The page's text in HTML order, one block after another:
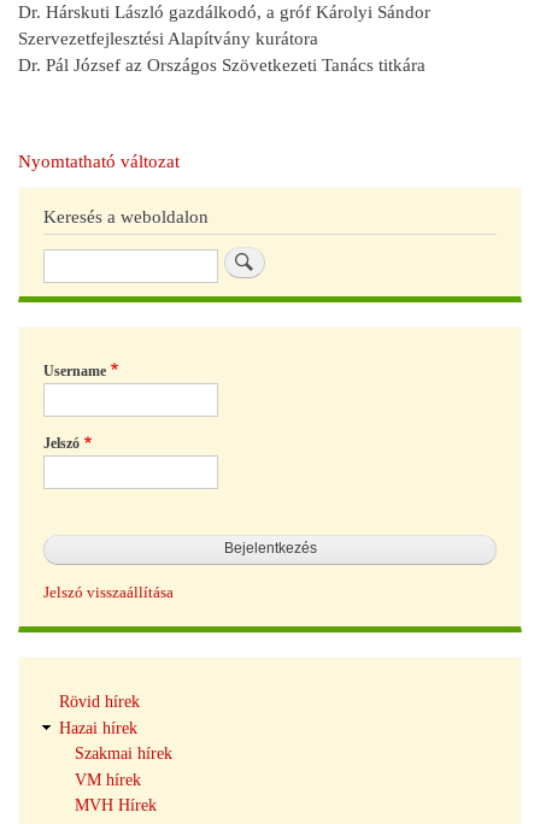
Dr. Hárskuti László gazdálkodó, a gróf Károlyi Sándor
Szervezetfejlesztési Alapítvány kurátora
Dr. Pál József az Országos Szövetkezeti Tanács titkára
Nyomtatható változat
Keresés a weboldalon
Username
Jelszó
Jelszó visszaállítása
navigáció
Rövid hírek
Hazai hírek
Szakmai hírek
VM hírek
MVH Hírek